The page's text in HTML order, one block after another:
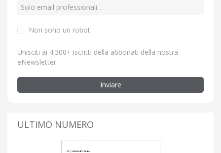
Non sono un robot.
Unisciti ai 4.300+ iscritti della abbonati della nostra
eNewsletter
Inviare
ULTIMO NUMERO